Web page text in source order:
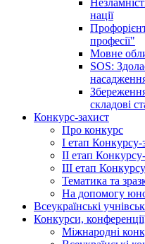
нації
професії"
Мовне
SOS:
складові
Конкурс-захист
Про конкурс
І етап
ІІ етап
ІІІ етап
Тематика та
На допомогу
Всеукраїнські
Конкурси,
Міжнародні